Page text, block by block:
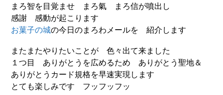
まろ智を目覚ませ まろ氣 まろ信が噴出し
感謝 感動が起こります
お菓子の城の今日のまろわメールを 紹介します
またまたやりたいことが 色々出て来ました
１つ目 ありがとうを広めるため ありがとう聖地＆
ありがとうカード規格を早速実現します
とても楽しみです フッフッフッ